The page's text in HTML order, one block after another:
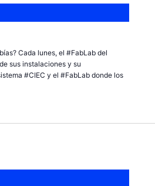
Cada lunes, el #FabLab del
sus instalaciones y su
#CIEC y el #FabLab donde los